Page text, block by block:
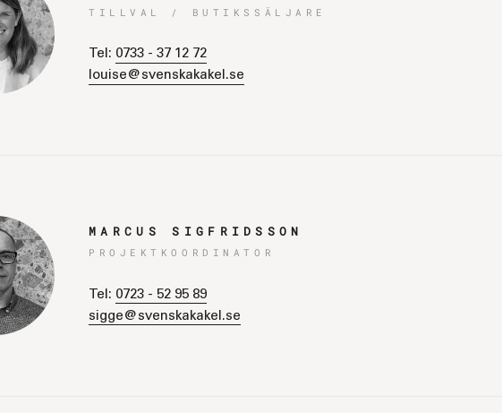
TILLVAL / BUTIKSSÄLJARE
Tel: 0733 - 37 12 72
louise@svenskakakel.se
MARCUS SIGFRIDSSON
PROJEKTKOORDINATOR
Tel: 0723 - 52 95 89
sigge@svenskakakel.se